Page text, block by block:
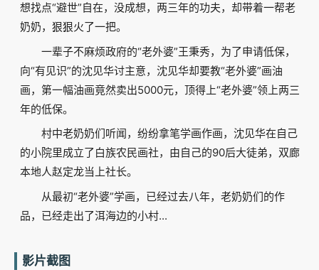
想找点“避世”自在，没成想，两三年的功夫，却带着一帮老
奶奶，狠狠火了一把。
一辈子不麻烦政府的“老外婆”王秉秀，为了申请低保，
向“有见识”的沈见华讨主意，沈见华却要教“老外婆”画油
画，第一幅油画竟然卖出5000元，顶得上“老外婆”领上两三
年的低保。
村中老奶奶们听闻，纷纷拿笔学画作画，沈见华在自己
的小院里成立了白族农民画社，由自己的90后大徒弟，双廊
本地人赵定龙当上社长。
从最初“老外婆”学画，已经过去八年，老奶奶们的作
品，已经走出了洱海边的小村...
影片截图